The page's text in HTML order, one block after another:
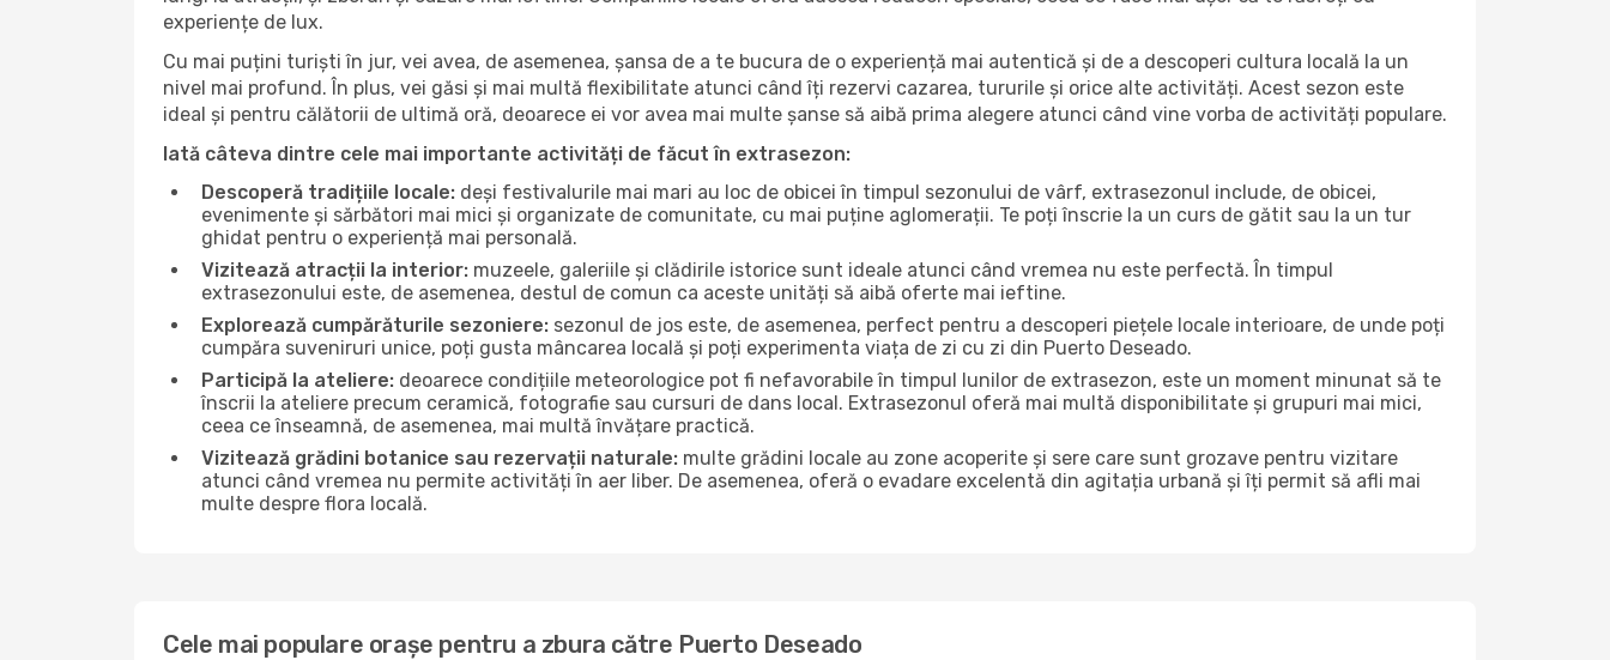
experiențe de lux.
Cu mai puțini turiști în jur, vei avea, de asemenea, șansa de a te bucura de o experiență mai autentică și de a descoperi cultura locală la un
nivel mai profund. În plus, vei găsi și mai multă flexibilitate atunci când îți rezervi cazarea, tururile și orice alte activități. Acest sezon este
ideal și pentru călătorii de ultimă oră, deoarece ei vor avea mai multe șanse să aibă prima alegere atunci când vine vorba de activități populare.
Iată câteva dintre cele mai importante activități de făcut în extrasezon:
Descoperă tradițiile locale: deși festivalurile mai mari au loc de obicei în timpul sezonului de vârf, extrasezonul include, de obicei,
evenimente și sărbători mai mici și organizate de comunitate, cu mai puține aglomerații. Te poți înscrie la un curs de gătit sau la un tur
ghidat pentru o experiență mai personală.
Vizitează atracții la interior: muzeele, galeriile și clădirile istorice sunt ideale atunci când vremea nu este perfectă. În timpul
extrasezonului este, de asemenea, destul de comun ca aceste unități să aibă oferte mai ieftine.
Explorează cumpărăturile sezoniere: sezonul de jos este, de asemenea, perfect pentru a descoperi piețele locale interioare, de unde poți
cumpăra suveniruri unice, poți gusta mâncarea locală și poți experimenta viața de zi cu zi din Puerto Deseado.
Participă la ateliere: deoarece condițiile meteorologice pot fi nefavorabile în timpul lunilor de extrasezon, este un moment minunat să te
înscrii la ateliere precum ceramică, fotografie sau cursuri de dans local. Extrasezonul oferă mai multă disponibilitate și grupuri mai mici,
ceea ce înseamnă, de asemenea, mai multă învățare practică.
Vizitează grădini botanice sau rezervații naturale: multe grădini locale au zone acoperite și sere care sunt grozave pentru vizitare
atunci când vremea nu permite activități în aer liber. De asemenea, oferă o evadare excelentă din agitația urbană și îți permit să afli mai
multe despre flora locală.
Cele mai populare orașe pentru a zbura către Puerto Deseado